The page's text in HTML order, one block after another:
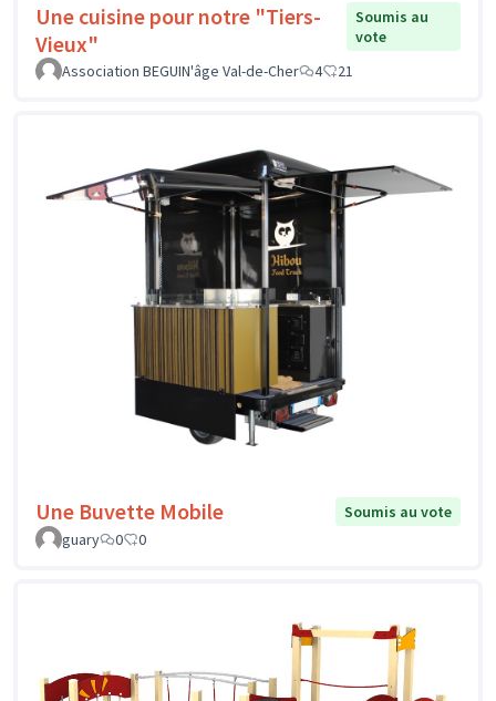
Une cuisine pour notre "Tiers-
Vieux"
Soumis au
vote
Association BEGUIN'âge Val-de-Cher
4 21
Une Buvette Mobile
Soumis au vote
guary
0 0